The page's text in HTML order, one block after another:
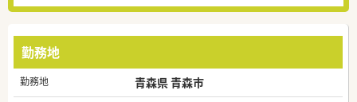
勤務地
勤務地 青森県 青森市